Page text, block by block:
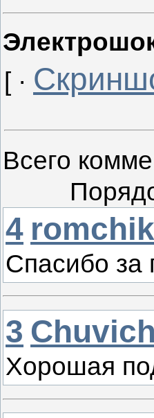
[ ·
Всего
4 romchik
Спасибо за
3
Хорошая